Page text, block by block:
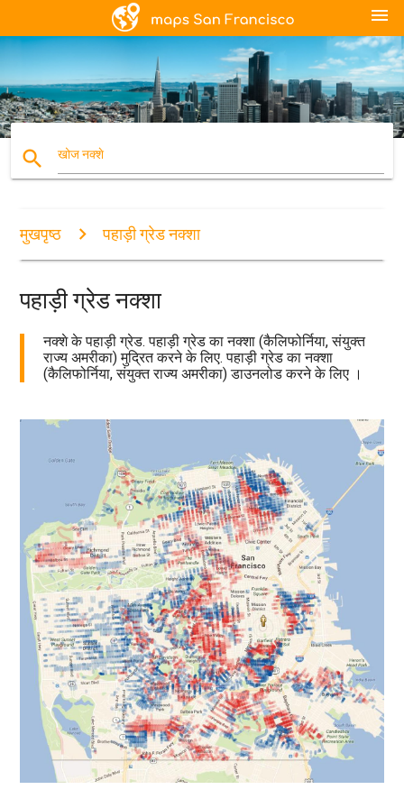
menu
search खोज नक्शे
मुखपृष्ठ पहाड़ी ग्रेड नक्शा
पहाड़ी ग्रेड नक्शा
नक्शे के पहाड़ी ग्रेड. पहाड़ी ग्रेड का नक्शा (कैलिफोर्निया, संयुक्त
राज्य अमरीका) मुद्रित करने के लिए. पहाड़ी ग्रेड का नक्शा
(कैलिफोर्निया, संयुक्त राज्य अमरीका) डाउनलोड करने के लिए ।